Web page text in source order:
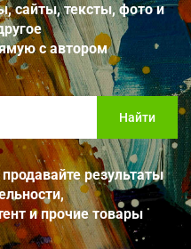
сайты, тексты, фото и
с автором
Найти
результаты
и прочие товары